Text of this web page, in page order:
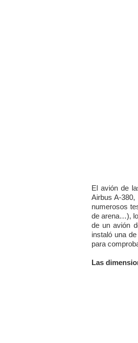
El avión de
Airbus A-
numerosos
de arena…),
de un avión
instaló una
para
Las